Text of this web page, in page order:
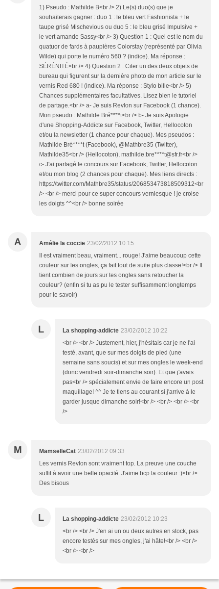
1) Pseudo : Mathilde B<br /> 2) Le(s) duo(s) que je
souhaiterais gagner : duo 1 : le bleu vert Fashionista + le
taupe grisé Mischevious ou duo 5 : le bleu grisé Impulsive +
le vert amande Sassy<br /> 3) Question 1 : Quel est le nom du
quatuor de fards à paupières Colorstay (représenté par Olivia
Wilde) qui porte le numéro 560 ? (indice). Ma réponse :
SÉRÉNITÉ<br /> 4) Question 2 : Citer un des deux objets de
bureau qui figurent sur la dernière photo de mon article sur le
vernis Red 680 ! (indice). Ma réponse : Stylo bille<br /> 5)
Chances supplémentaires facultatives. Lisez bien le tutoriel
de partage.<br /> a- Je suis Revlon sur Facebook (1 chance).
Mon pseudo : Mathilde Bré****t<br /> b- Je suis Apologie
d'une Shopping-Addicte sur Facebook, Twitter, Hellocoton
et/ou la newsletter (1 chance pour chaque). Mes pseudos :
Mathilde Bré****t (Facebook), @Mathbre35 (Twitter),
Mathilde35<br /> (Hellocoton), mathilde.bre****t@sfr.fr<br />
c- J'ai partagé le concours sur Facebook, Twitter, Hellocoton
et/ou mon blog (2 chances pour chaque). Mes liens directs :
https://twitter.com/Mathbre35/status/206853473818509312<br
/> <br /> merci pour ce super concours verniesque ! je croise
les doigts ^^<br /> bonne soirée
A Amélie la coccie 23/02/2012 10:15
Il est vraiment beau, vraiment... rouge! J'aime beaucoup cette
couleur sur les ongles, ça fait tout de suite plus classe!<br /> Il
tient combien de jours sur tes ongles sans retoucher la
couleur? (enfin si tu as pu le tester suffisamment longtemps
pour le savoir)
L La shopping-addicte 23/02/2012 10:22
<br /> <br /> Justement, hier, j'hésitais car je ne l'ai
testé, avant, que sur mes doigts de pied (une
semaine sans soucis) et sur mes ongles le week-end
(donc vendredi soir-dimanche soir). Et que j'avais
pas<br /> spécialement envie de faire encore un post
maquillage! ^^ Je te tiens au courant si j'arrive à le
garder jusque dimanche soir!<br /> <br /> <br /> <br
/>
M MamselleCat 23/02/2012 09:33
Les vernis Revlon sont vraiment top. La preuve une couche
suffit à avoir une belle opacité. J'aime bcp la couleur :)<br />
Des bisous
L La shopping-addicte 23/02/2012 10:23
<br /> <br /> J'en ai un ou deux autres en stock, pas
encore testés sur mes ongles, j'ai hâte!<br /> <br />
<br /> <br />